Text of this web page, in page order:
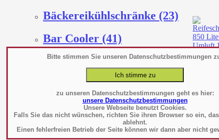
Bitte stimmen Sie unseren Datenschutzbestimmungen
zu unseren Datenschutzbestimmungen geht es hier:
unsere Datenschutzbestimmungen
Unsere Webseite benutzt Cookies.
Falls Sie das nicht wünschen, richten Sie ihren Browser so ein,
ablehnt.
Einen fehlerfreien Betrieb der Seite können wir dann aber nicht
Bäckereikühlschränke (23)
Bar Cooler (41)
Ein-
Durchfahrkühlschränke (6)
Fischkühlschrank (5)
Fleischkühlschrank Dry
Ager (8)